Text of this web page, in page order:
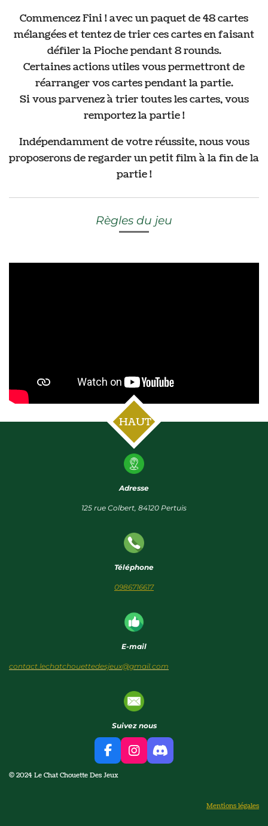
Commencez Fini ! avec un paquet de 48 cartes
mélangées et tentez de trier ces cartes en faisant
défiler la Pioche pendant 8 rounds.
Certaines actions utiles vous permettront de
réarranger vos cartes pendant la partie.
Si vous parvenez à trier toutes les cartes, vous
remportez la partie !
Indépendamment de votre réussite, nous vous
proposerons de regarder un petit film à la fin de la
partie !
Règles du jeu
HAUT
Adresse
125 rue Colbert, 84120 Pertuis
Téléphone
0986716617
E-mail
contact.lechatchouettedesjeux@gmail.com
Suivez nous
F
a
c
I
n
D
i
© 2024 Le Chat Chouette Des Jeux
Mentions légales